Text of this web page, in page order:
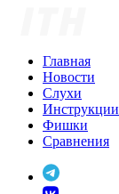
Главная
Новости
Слухи
Инструкции
Фишки
Сравнения